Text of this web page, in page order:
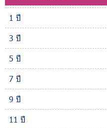
1 ปี
3 ปี
5 ปี
7 ปี
9 ปี
11 ปี